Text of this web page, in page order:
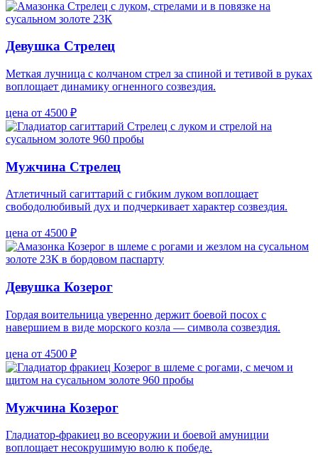
Девушка Стрелец
Меткая лучница с колчаном стрел за спиной и тетивой в руках
воплощает динамику огненного созвездия.
цена от 4500 ₽
Мужчина Стрелец
Атлетичный сагиттарий с гибким луком воплощает
свободолюбивый дух и подчеркивает характер созвездия.
цена от 4500 ₽
Девушка Козерог
Гордая воительница уверенно держит боевой посох с
навершием в виде морского козла — символа созвездия.
цена от 4500 ₽
Мужчина Козерог
Гладиатор-фракиец во всеоружии и боевой амуниции
воплощает несокрушимую волю к победе.